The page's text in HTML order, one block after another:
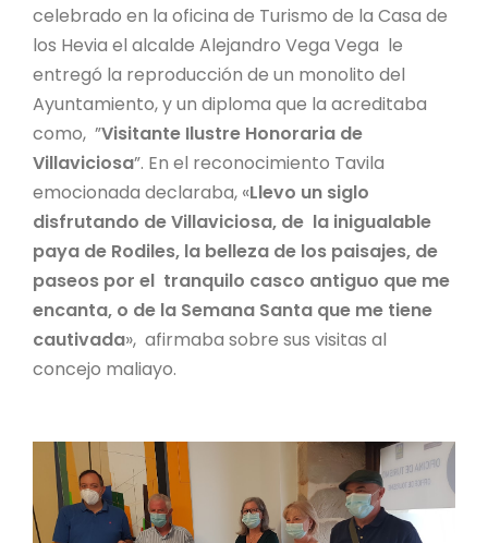
celebrado en la oficina de Turismo de la Casa de
los Hevia el alcalde Alejandro Vega Vega le
entregó la reproducción de un monolito del
Ayuntamiento, y un diploma que la acreditaba
como, ”Visitante Ilustre Honoraria de
Villaviciosa”. En el reconocimiento Tavila
emocionada declaraba, «Llevo un siglo
disfrutando de Villaviciosa, de la inigualable
paya de Rodiles, la belleza de los paisajes, de
paseos por el tranquilo casco antiguo que me
encanta, o de la Semana Santa que me tiene
cautivada», afirmaba sobre sus visitas al
concejo maliayo.